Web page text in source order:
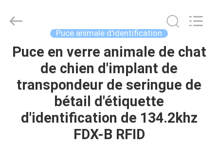
MAISON
PRODUITS
VIDÉOS
Technology
Reserved.
Puce animale d'identification
Puce en verre animale de chat
de chien d'implant de
transpondeur de seringue de
bétail d'étiquette
d'identification de 134.2khz
FDX-B RFID